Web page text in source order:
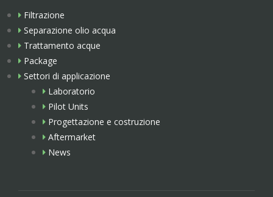
Filtrazione
Separazione olio acqua
Trattamento acque
Package
Settori di applicazione
Laboratorio
Pilot Units
Progettazione e costruzione
Aftermarket
News